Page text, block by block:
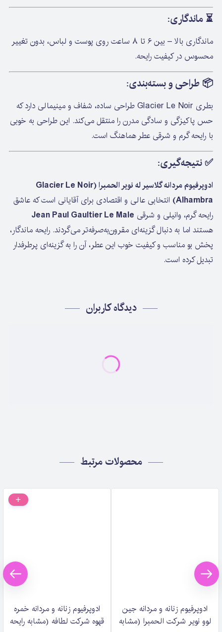
⏳ماندگاری:
ماندگاری بالا – بین ۶ تا ۸ ساعت روی پوست و لباس، بدون تغییر
محسوس در کیفیت رایحه.
📦 طراحی و بسته‌بندی:
بطری Glacier Le Noir طراحی ساده، شفاف و مینیمالی دارد که
حس پاکیزگی و سادگی مدرن را منتقل می‌کند. این طراحی به خوبی
با رایحه گرم و شرقی عطر هماهنگ است.
✅نتیجه‌گیری:
ادوپرفیوم مردانه گلاسیر له نویر الحمبرا (Glacier Le Noir
Alhambra) انتخابی عالی و اقتصادی برای آقایانی است که عاشق
رایحه گرم، وانیلی و شرقی Jean Paul Gaultier Le Male
هستند اما به دنبال گزینه‌ای مقرون‌به‌صرفه‌تر می‌گردند. رایحه ماندگار،
پخش بو مناسب و کیفیت خوب این عطر، آن را به گزینه‌ای پرطرفدار
تبدیل کرده است.
دیدگاه کاربران
محصولات مرتبط
ادوپرفیوم زنانه و مردانه جین
لوو نویر شرکت الحمبرا (مشابه
ادوپرفیوم زنانه و مردانه خمره
قهوه شرکت لطافه (مشابه رایحه